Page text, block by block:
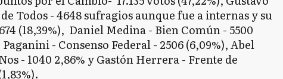
Todos - 4648 sufragios aunque fue a internas y su
(18,39%), Daniel Medina - Bien Común - 5500
Paganini - Consenso Federal - 2506 (6,09%), Abel
- 1040 2,86% y Gastón Herrera - Frente de